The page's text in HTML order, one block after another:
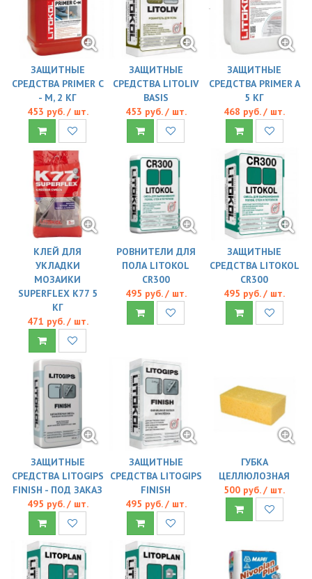
ЗАЩИТНЫЕ
СРЕДСТВА PRIMER С
- М, 2 КГ
453 руб. / шт.
ЗАЩИТНЫЕ
СРЕДСТВА LITOLIV
BASIS
453 руб. / шт.
ЗАЩИТНЫЕ
СРЕДСТВА PRIMER A
5 КГ
468 руб. / шт.
КЛЕЙ ДЛЯ
УКЛАДКИ
МОЗАИКИ
SUPERFLEX K77 5
КГ
471 руб. / шт.
РОВНИТЕЛИ ДЛЯ
ПОЛА LITOKOL
CR300
495 руб. / шт.
ЗАЩИТНЫЕ
СРЕДСТВА LITOKOL
CR300
495 руб. / шт.
ЗАЩИТНЫЕ
СРЕДСТВА LITOGIPS
FINISH - ПОД ЗАКАЗ
495 руб. / шт.
ЗАЩИТНЫЕ
СРЕДСТВА LITOGIPS
FINISH
495 руб. / шт.
ГУБКА
ЦЕЛЛЮЛОЗНАЯ
500 руб. / шт.